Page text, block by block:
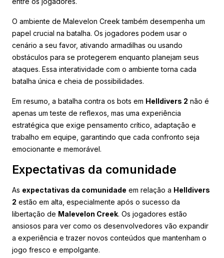
O ambiente de Malevelon Creek também desempenha um
papel crucial na batalha. Os jogadores podem usar o
cenário a seu favor, ativando armadilhas ou usando
obstáculos para se protegerem enquanto planejam seus
ataques. Essa interatividade com o ambiente torna cada
batalha única e cheia de possibilidades.
Em resumo, a batalha contra os bots em Helldivers 2 não é
apenas um teste de reflexos, mas uma experiência
estratégica que exige pensamento crítico, adaptação e
trabalho em equipe, garantindo que cada confronto seja
emocionante e memorável.
Expectativas da comunidade
As expectativas da comunidade em relação a Helldivers
2 estão em alta, especialmente após o sucesso da
libertação de Malevelon Creek. Os jogadores estão
ansiosos para ver como os desenvolvedores vão expandir
a experiência e trazer novos conteúdos que mantenham o
jogo fresco e empolgante.